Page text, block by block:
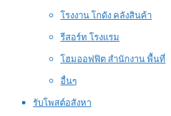
โรงงาน โกดัง คลังสินค้า
รีสอร์ท โรงแรม
โฮมออฟฟิต สำนักงาน พื้นที่
อื่นๆ
รับโพสต์อสังหา